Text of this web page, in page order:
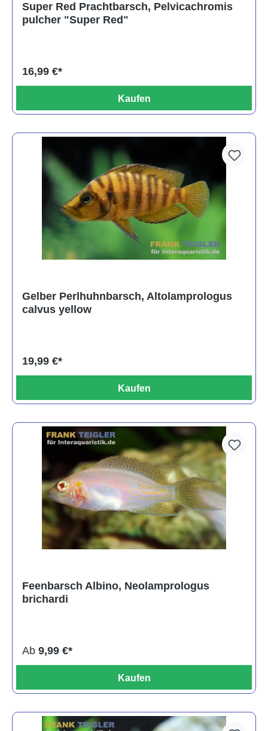
Super Red Prachtbarsch, Pelvicachromis
pulcher "Super Red"
16,99 €*
Kaufen
Gelber Perlhuhnbarsch, Altolamprologus
calvus yellow
19,99 €*
Kaufen
Feenbarsch Albino, Neolamprologus
brichardi
Ab 9,99 €*
Kaufen